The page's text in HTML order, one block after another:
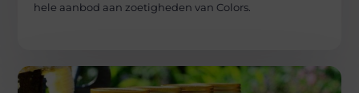
hele aanbod aan zoetigheden van Colors.